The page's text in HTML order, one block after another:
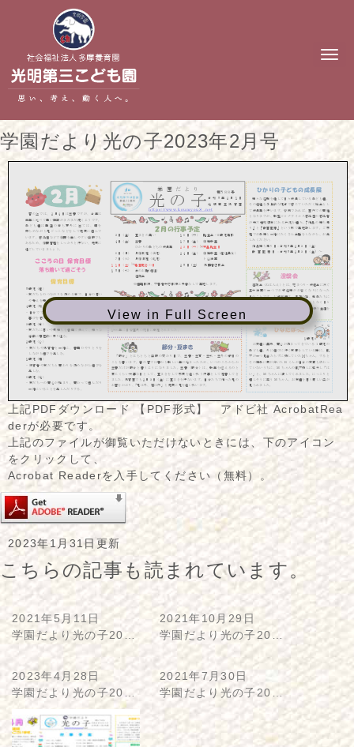
N
t
学園だより光の子2023年2月号
View in Full Screen
上記PDFダウンロード 【PDF形式】 アドビ社 AcrobatRea
derが必要です。
上記のファイルが御覧いただけないときには、下のアイコン
をクリックして、
Acrobat Readerを入手してください（無料）。
2023年1月31日更新
こちらの記事も読まれています。
2021年5月11日
学園だより光の子20…
2021年10月29日
学園だより光の子20…
2023年4月28日
学園だより光の子20…
2021年7月30日
学園だより光の子20…